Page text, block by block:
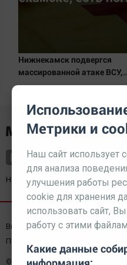
Медиаграмотность
Медицина
Новости компаний
Прогулки по городу Ч
Статистика
Челябинск космический
Другие рубрики
Online-консультация
Нижнекамск подвергся
массированной атаке ВСУ,
есть погибшие
Наш партнерkurorty-sochi.ru
Выходные данные СМИ
Пользовательское соглашение
© 2026 МЕДИАЗАВОД — Сайт может
Метрики и
Наш сайт использует
для анализа
улучшения работы
cookie для хранения
использовать сайт,
работу с этими
Какие данные